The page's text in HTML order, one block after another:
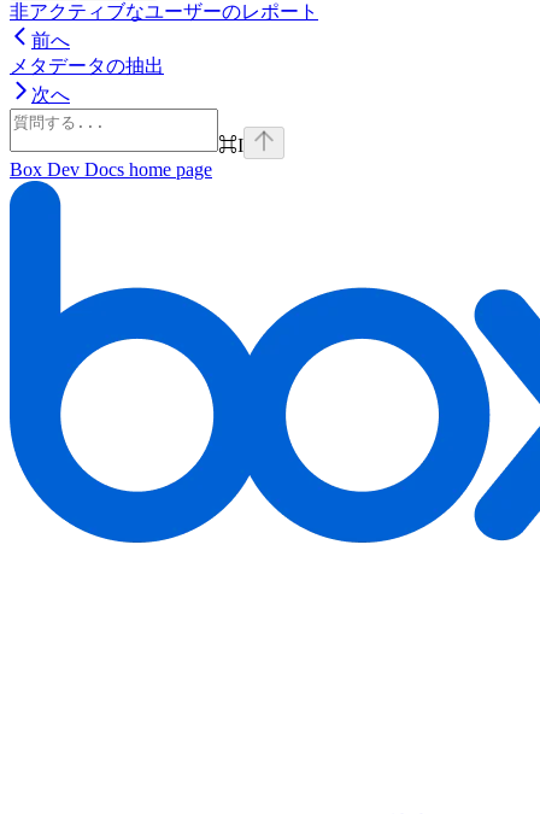
非アクティブなユーザーのレポート
前へ
メタデータの抽出
次へ
⌘I
Box Dev Docs home page